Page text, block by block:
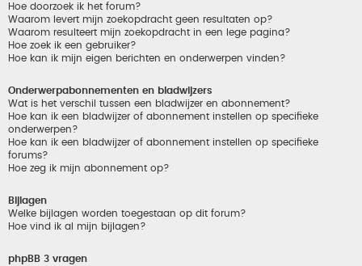
Hoe doorzoek ik het forum?
Waarom levert mijn zoekopdracht geen resultaten op?
Waarom resulteert mijn zoekopdracht in een lege pagina?
Hoe zoek ik een gebruiker?
Hoe kan ik mijn eigen berichten en onderwerpen vinden?
Onderwerpabonnementen en bladwijzers
Wat is het verschil tussen een bladwijzer en abonnement?
Hoe kan ik een bladwijzer of abonnement instellen op specifieke
onderwerpen?
Hoe kan ik een bladwijzer of abonnement instellen op specifieke
forums?
Hoe zeg ik mijn abonnement op?
Bijlagen
Welke bijlagen worden toegestaan op dit forum?
Hoe vind ik al mijn bijlagen?
phpBB 3 vragen